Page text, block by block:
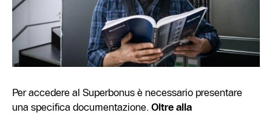
Per accedere al Superbonus è necessario presentare
una specifica documentazione. Oltre alla